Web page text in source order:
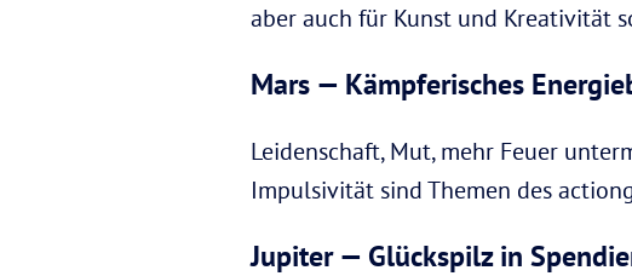
aber auch für Kunst und Kreativität
Mars — Kämpferisches
Leidenschaft, Mut, mehr Feuer
Impulsivität sind Themen des
Jupiter — Glückspilz in